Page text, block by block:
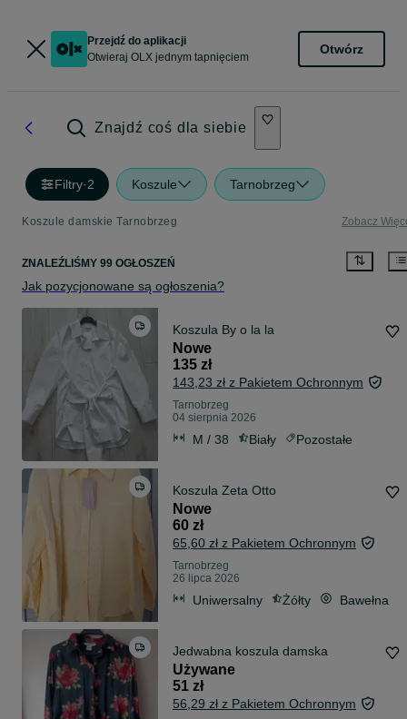
Przejdź do aplikacji
Otwieraj OLX jednym tapnięciem
Otwórz
Znajdź coś dla siebie
Filtry·2 Koszule Tarnobrzeg
Koszule damskie Tarnobrzeg Zobacz
ZNALEŹLIŚMY 99 OGŁOSZEŃ
Jak pozycjonowane są ogłoszenia?
Koszula By o la la
Nowe
135 zł
143,23 zł z Pakietem Ochronnym
Tarnobrzeg
04 sierpnia 2026
M / 38 Biały Pozostałe
Koszula Zeta Otto
Nowe
60 zł
65,60 zł z Pakietem Ochronnym
Tarnobrzeg
26 lipca 2026
Uniwersalny Żółty Bawełna
Jedwabna koszula damska
Używane
51 zł
56,29 zł z Pakietem Ochronnym